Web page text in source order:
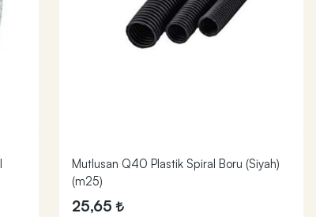
Mutlusan Q40 Plastik Spiral Boru (Siyah)
(m25)
25,65